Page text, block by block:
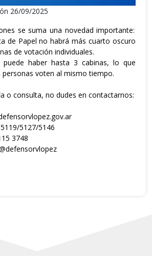
26/09/2025
se suma una novedad importante:
de Papel no habrá más cuarto oscuro
de votación individuales.
haber hasta 3 cabinas, lo que
personas voten al mismo tiempo.
o consulta, no dudes en contactarnos:
5127/5146
3748